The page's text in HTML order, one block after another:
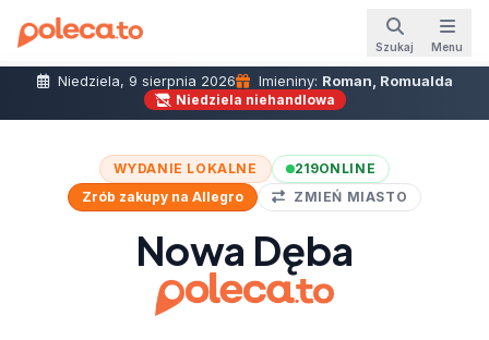
Szukaj Menu
Niedziela, 9 sierpnia 2026 Imieniny: Roman, Romualda
Niedziela niehandlowa
WYDANIE LOKALNE 219ONLINE
Zrób zakupy na Allegro
ZMIEŃ MIASTO
Nowa Dęba